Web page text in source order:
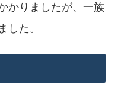
かりましたが、一族
した。